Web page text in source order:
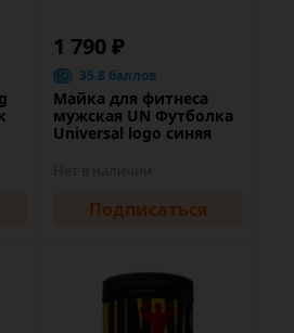
1 790 ₽
35.8 баллов
Майка для фитнеса
мужская UN Футболка
Universal logo синяя
Подписаться